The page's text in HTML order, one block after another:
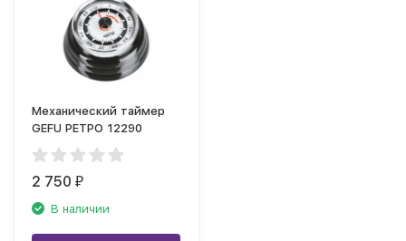
Механический таймер
GEFU РЕТРО 12290
2 750₽
В наличии